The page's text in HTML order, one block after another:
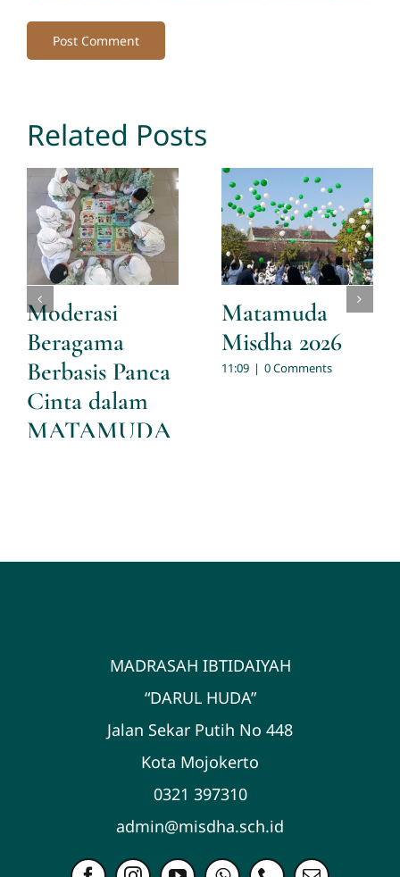
Related Posts
Moderasi
Beragama
Berbasis Panca
Cinta dalam
MATAMUDA
Matamuda
Misdha 2026
11:09 | 0 Comments
MADRASAH IBTIDAIYAH
“DARUL HUDA”
Jalan Sekar Putih No 448
Kota Mojokerto
0321 397310
admin@misdha.sch.id